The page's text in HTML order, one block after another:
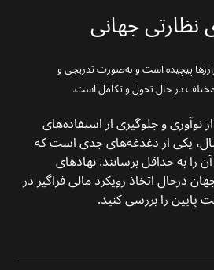
جهانی
پیچیده است و به‌صورت تدریجی و
در حال تحول و تکامل است.
نوآوری و جلوگیری از استفاده‌های
یکی از دغدغه‌های جدی است که
را به حداقل برسانند. نهادهای
درحال اتخاذ رویکرد مالی فراگیر در
پایین را بررسی کنید.